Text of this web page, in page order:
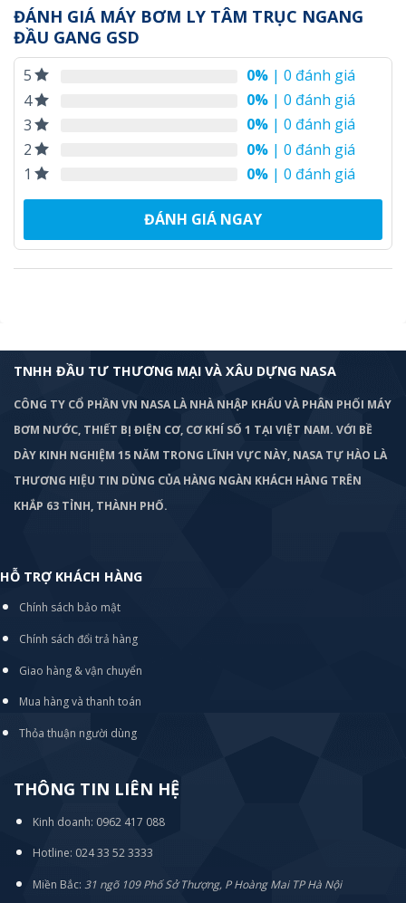
ĐÁNH GIÁ MÁY BƠM LY TÂM TRỤC NGANG
ĐẦU GANG GSD
5 0% | 0 đánh giá
4
0% | 0 đánh giá
3
0% | 0 đánh giá
2
0% | 0 đánh giá
1
0% | 0 đánh giá
ĐÁNH GIÁ NGAY
TNHH ĐẦU TƯ THƯƠNG MẠI VÀ XÂU DỰNG NASA
CÔNG TY CỔ PHẦN VN NASA LÀ NHÀ NHẬP KHẨU VÀ PHÂN PHỐI MÁY
BƠM NƯỚC, THIẾT BỊ ĐIỆN CƠ, CƠ KHÍ SỐ 1 TẠI VIỆT NAM. VỚI BỀ
DÀY KINH NGHIỆM 15 NĂM TRONG LĨNH VỰC NÀY, NASA TỰ HÀO LÀ
THƯƠNG HIỆU TIN DÙNG CỦA HÀNG NGÀN KHÁCH HÀNG TRÊN
KHẮP 63 TỈNH, THÀNH PHỐ.
HỖ TRỢ KHÁCH HÀNG
Chính sách bảo mật
Chính sách đổi trả hàng
Giao hàng & vận chuyển
Mua hàng và thanh toán
Thỏa thuận người dùng
THÔNG TIN LIÊN HỆ
Kinh doanh: 0962 417 088
Hotline: 024 33 52 3333
Miền Bắc: 31 ngõ 109 Phố Sở Thượng, P Hoàng Mai TP Hà Nội